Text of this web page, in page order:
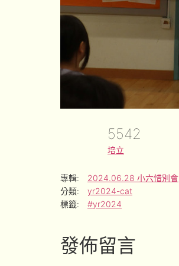
5542
培立
專輯:
2024.06.28 小六惜別會
分類:
yr2024-cat
標籤:
#yr2024
發佈留言